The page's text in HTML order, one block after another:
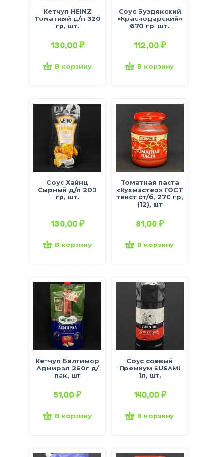
Кетчуп HEINZ
Томатный д/п 320
гр, шт.
130,00₽
В корзину
Соус Буздякский
«Краснодарский»
670 гр, шт.
112,00₽
В корзину
Соус Хайнц
Сырный д/п 200
гр, шт.
130,00₽
В корзину
Томатная паста
«Кухмастер» ГОСТ
твист ст/б, 270 гр,
(12), шт
81,00₽
В корзину
Кетчуп Балтимор
Адмирал 260г д/
пак, шт
51,00₽
В корзину
Соус соевый
Премиум SUSAMI
1л, шт.
140,00₽
В корзину